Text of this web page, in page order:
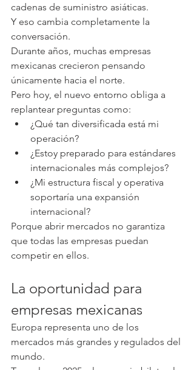
cadenas de suministro asiáticas.
Y eso cambia completamente la
conversación.
Durante años, muchas empresas
mexicanas crecieron pensando
únicamente hacia el norte.
Pero hoy, el nuevo entorno obliga a
replantear preguntas como:
¿Qué tan diversificada está mi
operación?
¿Estoy preparado para estándares
internacionales más complejos?
¿Mi estructura fiscal y operativa
soportaría una expansión
internacional?
Porque abrir mercados no garantiza
que todas las empresas puedan
competir en ellos.
La oportunidad para
empresas mexicanas
Europa representa uno de los
mercados más grandes y regulados del
mundo.